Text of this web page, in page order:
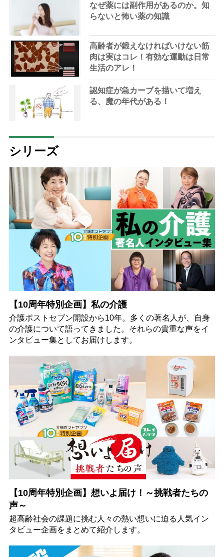
なぜ薬には副作用があるのか。知
らないと怖い薬の知識
高齢者が鍛えなければいけない筋
肉は実はコレ！有効な運動は日常
生活のアレ！
認知症が急カーブを描いて増え
る、魔の年代がある！
シリーズ
【10周年特別企画】私の介護
介護ポストセブン開設から10年。多くの著名人が、自身
の介護について語ってきました。それらの貴重な声をイ
ンタビュー集としてお届けします。
【10周年特別企画】想いよ届け！～挑戦者たちの
声～
超高齢社会の課題に挑む人々の熱い想いに迫る人気イン
タビュー企画をまとめて紹介します。